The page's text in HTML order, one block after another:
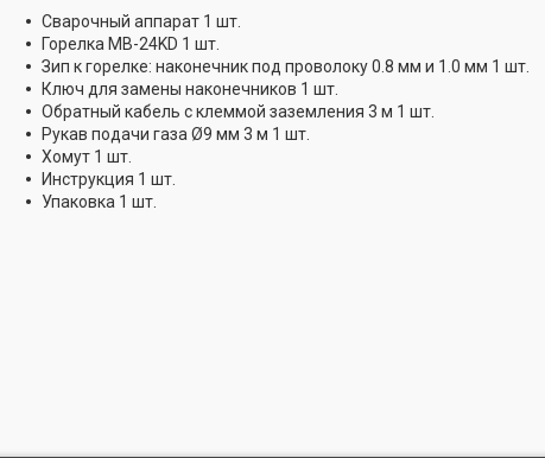
Сварочный аппарат 1 шт.
Горелка MB-24KD 1 шт.
Зип к горелке: наконечник под проволоку 0.8 мм и 1.0 мм 1 шт.
Ключ для замены наконечников 1 шт.
Обратный кабель с клеммой заземления 3 м 1 шт.
Рукав подачи газа Ø9 мм 3 м 1 шт.
Хомут 1 шт.
Инструкция 1 шт.
Упаковка 1 шт.